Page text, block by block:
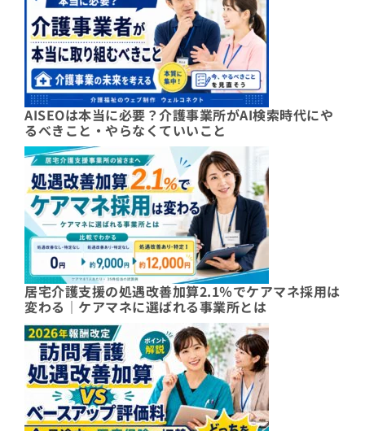
AISEOは本当に必要？介護事業所がAI検索時代にや
るべきこと・やらなくていいこと
居宅介護支援の処遇改善加算2.1％でケアマネ採用は
変わる｜ケアマネに選ばれる事業所とは